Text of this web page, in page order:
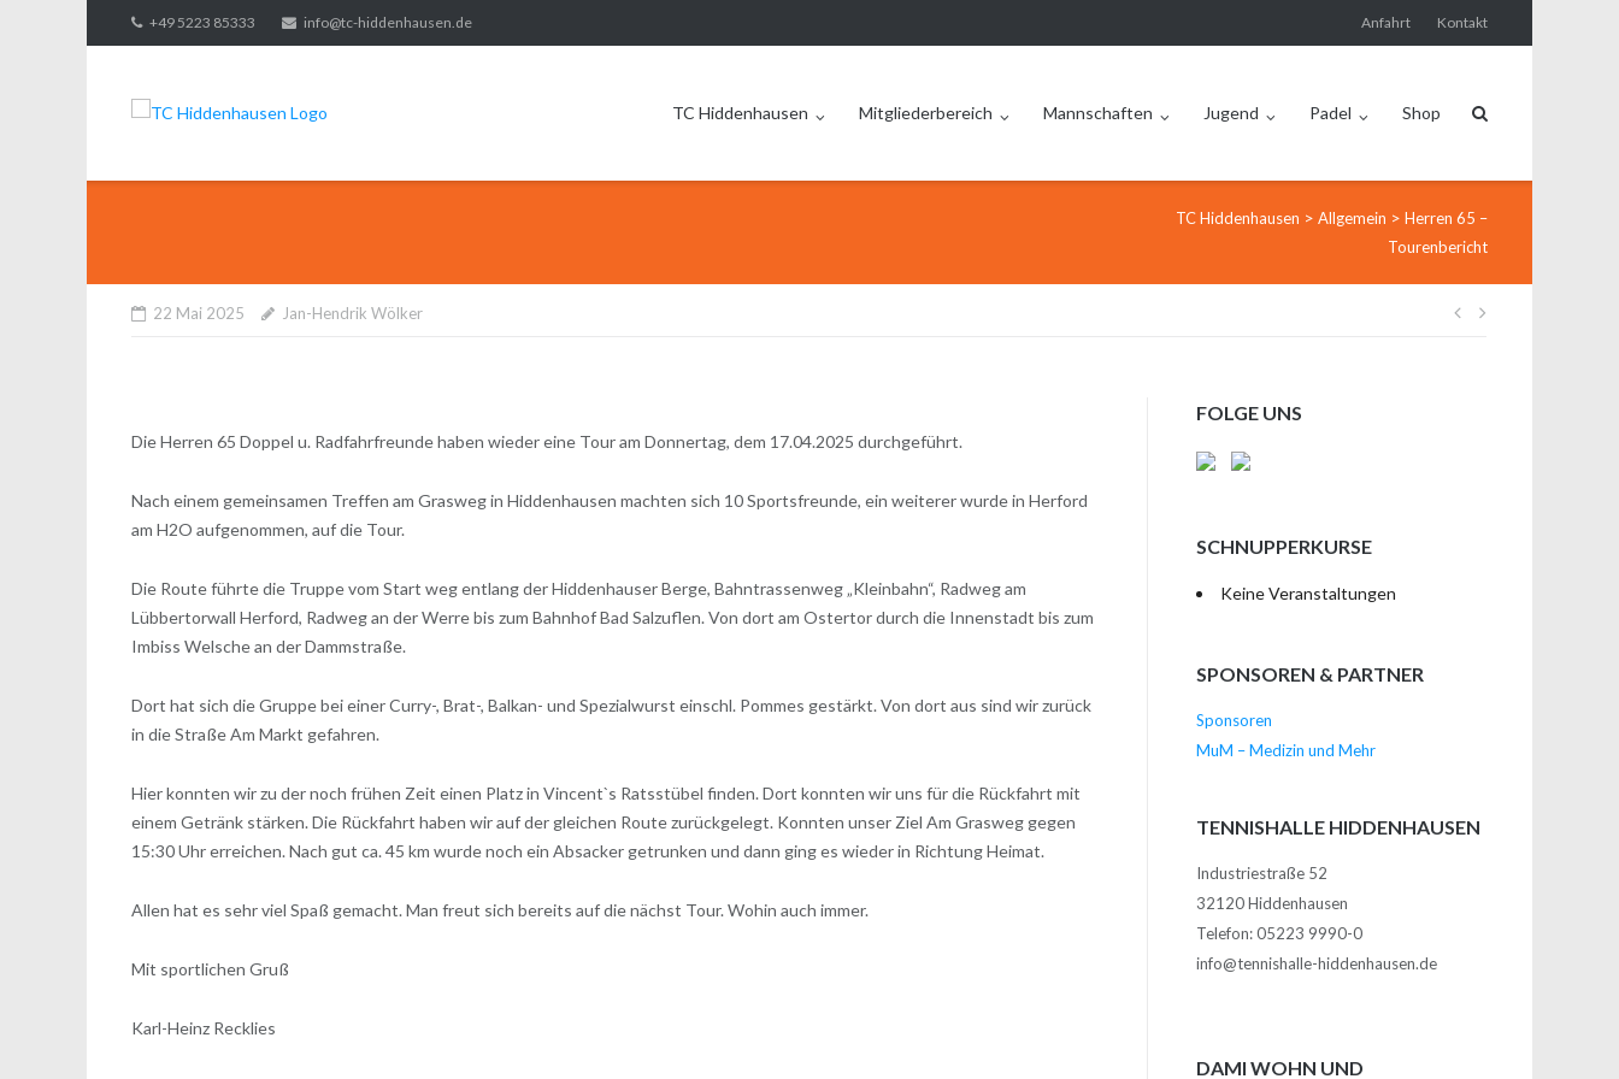
Direkt
zum
+49 5223 85333 info@tc-hiddenhausen.de Anfahrt Kontakt
TC Hiddenhausen Mitgliederbereich Mannschaften Jugend Padel Shop
TC Hiddenhausen > Allgemein > Herren 65 –
Tourenbericht
22 Mai 2025 Jan-Hendrik Wölker
Die Herren 65 Doppel u. Radfahrfreunde haben wieder eine Tour am Donnertag, dem 17.04.2025 durchgeführt.
Nach einem gemeinsamen Treffen am Grasweg in Hiddenhausen machten sich 10 Sportsfreunde, ein weiterer wurde in Herford
am H2O aufgenommen, auf die Tour.
Die Route führte die Truppe vom Start weg entlang der Hiddenhauser Berge, Bahntrassenweg „Kleinbahn“, Radweg am
Lübbertorwall Herford, Radweg an der Werre bis zum Bahnhof Bad Salzuflen. Von dort am Ostertor durch die Innenstadt bis zum
Imbiss Welsche an der Dammstraße.
Dort hat sich die Gruppe bei einer Curry-, Brat-, Balkan- und Spezialwurst einschl. Pommes gestärkt. Von dort aus sind wir zurück
in die Straße Am Markt gefahren.
Hier konnten wir zu der noch frühen Zeit einen Platz in Vincent`s Ratsstübel finden. Dort konnten wir uns für die Rückfahrt mit
einem Getränk stärken. Die Rückfahrt haben wir auf der gleichen Route zurückgelegt. Konnten unser Ziel Am Grasweg gegen
15:30 Uhr erreichen. Nach gut ca. 45 km wurde noch ein Absacker getrunken und dann ging es wieder in Richtung Heimat.
Allen hat es sehr viel Spaß gemacht. Man freut sich bereits auf die nächst Tour. Wohin auch immer.
Mit sportlichen Gruß
Karl-Heinz Recklies
FOLGE UNS
SCHNUPPERKURSE
Keine Veranstaltungen
SPONSOREN & PARTNER
Sponsoren
MuM – Medizin und Mehr
TENNISHALLE HIDDENHAUSEN
Industriestraße 52
32120 Hiddenhausen
Telefon: 05223 9990-0
info@tennishalle-hiddenhausen.de
DAMI WOHN UND